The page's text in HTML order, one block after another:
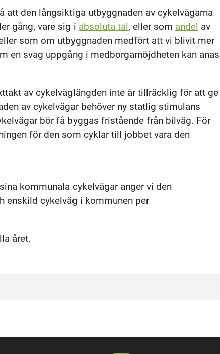
att den långsiktiga utbyggnaden av cykelvägarna
gång, vare sig i absoluta tal, eller som andel av
som om utbyggnaden medfört att vi blivit mer
en svag uppgång i medborgarnöjdheten kan anas
av cykelväglängden inte är tillräcklig för att ge
av cykelvägar behöver ny statlig stimulans
bör få byggas fristående från bilväg. För
för den som cyklar till jobbet vara den
kommunala cykelvägar anger vi den
enskild cykelväg i kommunen per
året.